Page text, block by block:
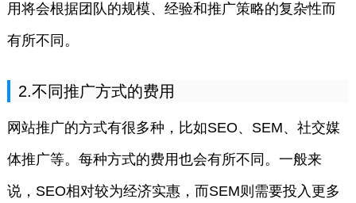
用将会根据团队的规模、经验和推广策略的复杂性而
有所不同。
2.不同推广方式的费用
网站推广的方式有很多种，比如SEO、SEM、社交媒
体推广等。每种方式的费用也会有所不同。一般来
说，SEO相对较为经济实惠，而SEM则需要投入更多